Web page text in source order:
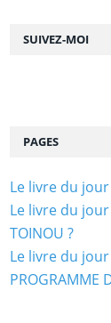
SUIVEZ-MOI
PAGES
Le livre du jour
Le livre du jour
TOINOU ?
Le livre du jour
PROGRAMME